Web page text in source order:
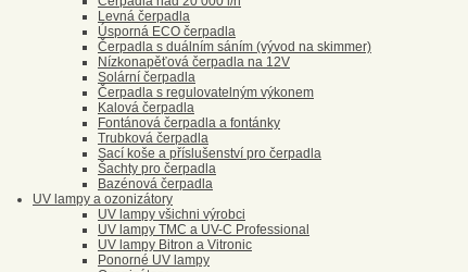
Levná čerpadla
Úsporná ECO čerpadla
Čerpadla s duálním sáním (vývod na skimmer)
Nízkonapěťová čerpadla na 12V
Solární čerpadla
Čerpadla s regulovatelným výkonem
Kalová čerpadla
Fontánová čerpadla a fontánky
Trubková čerpadla
Sací koše a příslušenství pro čerpadla
Šachty pro čerpadla
Bazénová čerpadla
UV lampy a ozonizátory
UV lampy všichni výrobci
UV lampy TMC a UV-C Professional
UV lampy Bitron a Vitronic
Ponorné UV lampy